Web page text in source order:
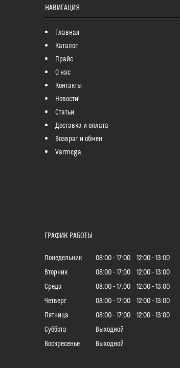
НАВИГАЦИЯ
Главная
Каталог
Прайс
О нас
Контакты
Новости!
Статьи
Доставка и оплата
Возврат и обмен
Varmega
ГРАФИК РАБОТЫ
Понедельник 08:00 17:00 12:00
13:00
Вторник
08:00 17:00 12:00
13:00
Среда
08:00 17:00 12:00
13:00
Четверг
08:00 17:00 12:00
13:00
Пятница
08:00 17:00 12:00
13:00
Суббота
Выходной
Воскресенье
Выходной